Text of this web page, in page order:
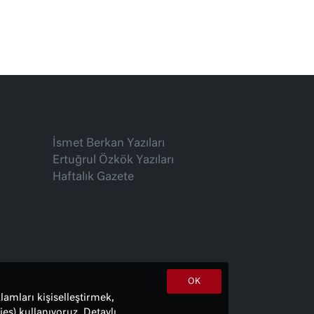
İsmet Berkan Yazıları
Ertuğrul Özkök Yazıları
Haftalık Gazete
OK
kişiselleştirmek,